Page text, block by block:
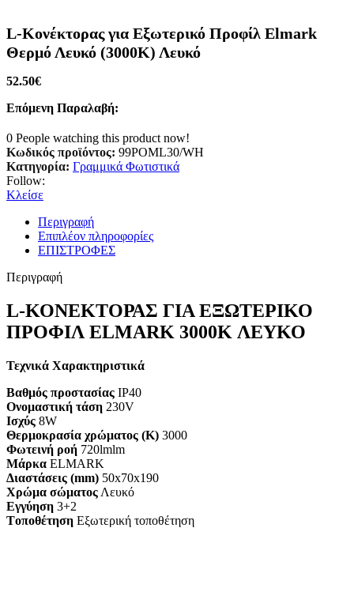
L-Κονέκτορας για Εξωτερικό Προφίλ Elmark
Θερμό Λευκό (3000K) Λευκό
52.50€
Επόμενη Παραλαβή:
0 People watching this product now!
Κωδικός προϊόντος: 99POML30/WH
Κατηγορία: Γραμμικά Φωτιστικά
Follow:
Κλείσε
Περιγραφή
Επιπλέον πληροφορίες
ΕΠΙΣΤΡΟΦΕΣ
Περιγραφή
L-ΚΟΝΕΚΤΟΡΑΣ ΓΙΑ ΕΞΩΤΕΡΙΚΟ
ΠΡΟΦΙΛ ELMARK 3000K ΛΕΥΚΟ
Τεχνικά Χαρακτηριστικά
Βαθμός προστασίας IP40
Ονομαστική τάση 230V
Ισχύς 8W
Θερμοκρασία χρώματος (K) 3000
Φωτεινή ροή 720lmlm
Μάρκα ELMARK
Διαστάσεις (mm) 50x70x190
Χρώμα σώματος Λευκό
Εγγύηση 3+2
Tοποθέτηση Εξωτερική τοποθέτηση